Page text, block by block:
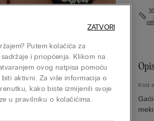
Opis
Kod
Putem kolačića za
i priopćenja. Klikom na
ovog natpisa pomoću
aktivni. Za više informacija o
kako biste izmijenili svoje
u pravilniku o kolačićima.
ZATVORI